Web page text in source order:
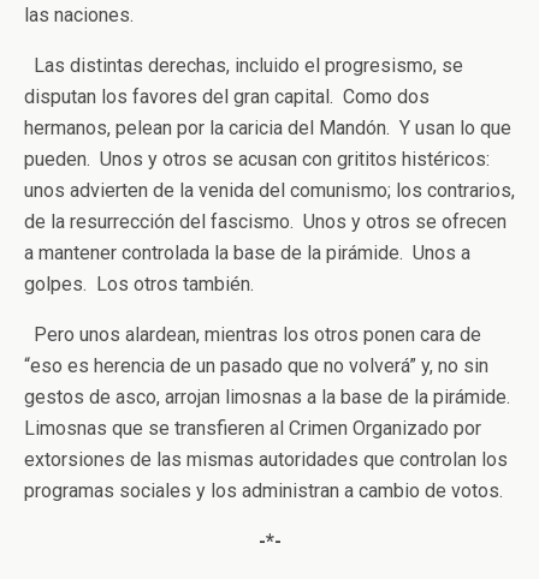
las naciones.
Las distintas derechas, incluido el progresismo, se
disputan los favores del gran capital. Como dos
hermanos, pelean por la caricia del Mandón. Y usan lo que
pueden. Unos y otros se acusan con grititos histéricos:
unos advierten de la venida del comunismo; los contrarios,
de la resurrección del fascismo. Unos y otros se ofrecen
a mantener controlada la base de la pirámide. Unos a
golpes. Los otros también.
Pero unos alardean, mientras los otros ponen cara de
“eso es herencia de un pasado que no volverá” y, no sin
gestos de asco, arrojan limosnas a la base de la pirámide.
Limosnas que se transfieren al Crimen Organizado por
extorsiones de las mismas autoridades que controlan los
programas sociales y los administran a cambio de votos.
-*-